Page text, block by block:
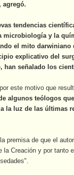
agregó.
tendencias
microbiología y la
el mito darwiniano
explicativo del
han señalado los
este motivo que
algunos teólogos
la luz de las últimas
premisa de que el
la Creación y por tanto